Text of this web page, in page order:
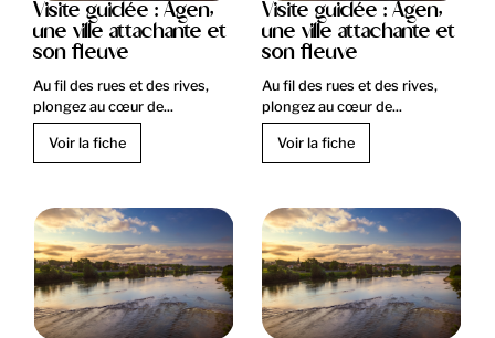
Visite guidée : Agen,
une ville attachante et
son fleuve
Au fil des rues et des rives,
plongez au cœur de...
Voir la fiche
Visite guidée : Agen,
une ville attachante et
son fleuve
Au fil des rues et des rives,
plongez au cœur de...
Voir la fiche